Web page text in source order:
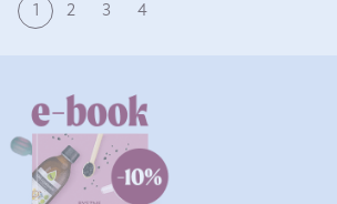
1 2 3 4